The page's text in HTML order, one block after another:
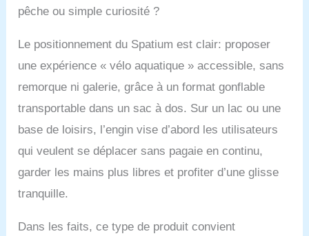
arrière est modifiée par
silencieuse en même
pas les créatures
aquatiques, ce qui en
pour la pêche et
l'observation des
★【Vélo d'eau pliable
portable】Le vélo d'eau
le cadre ne pèse que
pêche ou simple curiosité ?
Le positionnement du Spatium est clair: proposer
une expérience « vélo aquatique » accessible, sans
remorque ni galerie, grâce à un format gonflable
transportable dans un sac à dos. Sur un lac ou une
base de loisirs, l’engin vise d’abord les utilisateurs
qui veulent se déplacer sans pagaie en continu,
garder les mains plus libres et profiter d’une glisse
tranquille.
Dans les faits, ce type de produit convient